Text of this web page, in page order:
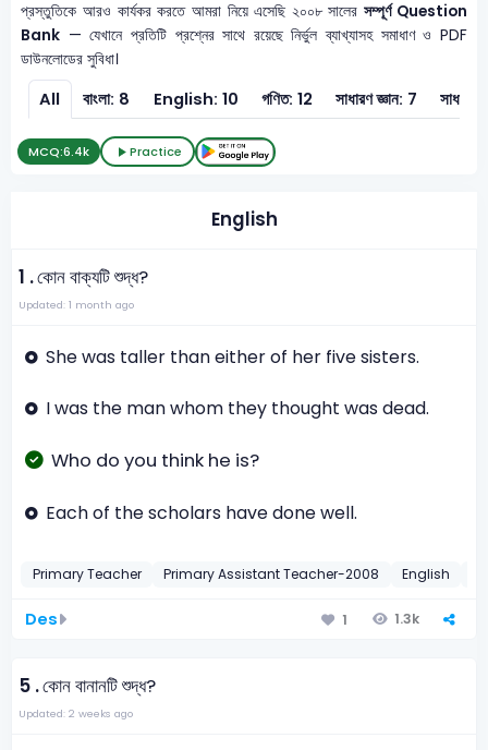
প্রস্তুতিকে আরও কার্যকর করতে আমরা নিয়ে এসেছি ২০০৮ সালেরসম্পূর্ণ Question
Bank — যেখানে প্রতিটি প্রশ্নের সাথে রয়েছে নির্ভুল ব্যাখ্যাসহ সমাধাণ ও PDF
ডাউনলোডের সুবিধা।
All বাংলা: 8 English: 10 গণিত: 12 সাধারণ জ্ঞান: 7 সাধারণ
MCQ:6.4k Practice
English
1 .কোন বাক্যটি শুদ্ধ?
Updated: 1 month ago
She was taller than either of her five sisters.
I was the man whom they thought was dead.
Who do you think he is?
Each of the scholars have done well.
Primary Teacher Primary Assistant Teacher-2008 English
Des 1 1.3k
5 .কোন বানানটি শুদ্ধ?
Updated: 2 weeks ago